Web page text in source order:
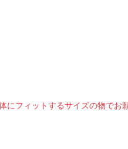
にフィットするサイズの物でお